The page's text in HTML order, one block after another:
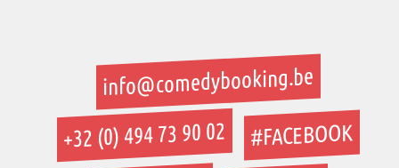
info@comedybooking.be
+32 (0) 494 73 90 02 #FACEBOOK